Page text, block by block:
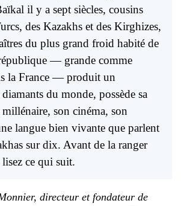
il y a sept siècles, cousins
des Kazakhs et des Kirghizes,
du plus grand froid habité de
— grande comme
la France — produit un
du monde, possède sa
son cinéma, son
langue bien vivante que parlent
sur dix. Avant de la ranger
lisez ce qui suit.
directeur et fondateur de